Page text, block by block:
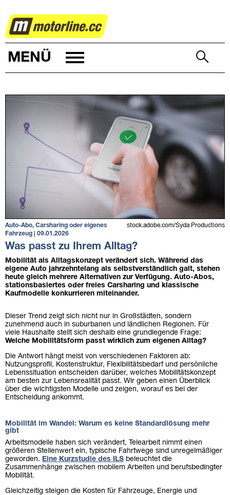
AUTOWELT
MENÜ
stock.adobe.com/Syda Productions
Auto-Abo, Carsharing oder eigenes
Fahrzeug | 09.01.2026
Was passt zu Ihrem Alltag?
Mobilität als Alltagskonzept verändert sich. Während das
eigene Auto jahrzehntelang als selbstverständlich galt, stehen
heute gleich mehrere Alternativen zur Verfügung. Auto-Abos,
stationsbasiertes oder freies Carsharing und klassische
Kaufmodelle konkurrieren miteinander.
Dieser Trend zeigt sich nicht nur in Großstädten, sondern
zunehmend auch in suburbanen und ländlichen Regionen. Für
viele Haushalte stellt sich deshalb eine grundlegende Frage:
Welche Mobilitätsform passt wirklich zum eigenen Alltag?
Die Antwort hängt meist von verschiedenen Faktoren ab:
Nutzungsprofil, Kostenstruktur, Flexibilitätsbedarf und persönliche
Lebenssituation entscheiden darüber, welches Mobilitätskonzept
am besten zur Lebensrealität passt. Wir geben einen Überblick
über die wichtigsten Modelle und zeigen, worauf es bei der
Entscheidung ankommt.
Mobilität im Wandel: Warum es keine Standardlösung mehr
gibt
Arbeitsmodelle haben sich verändert, Telearbeit nimmt einen
größeren Stellenwert ein, typische Fahrtwege sind unregelmäßiger
geworden.
Eine Kurzstudie des ILS beleuchtet die
Zusammenhänge zwischen mobilem Arbeiten und berufsbedingter
Mobilität.
Gleichzeitig steigen die Kosten für Fahrzeuge, Energie und